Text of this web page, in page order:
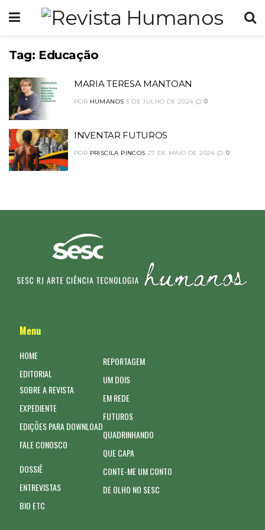
Tag: Educação
MARIA TERESA MANTOAN
POR HUMANOS 3 DE JULHO DE 2024 0
INVENTAR FUTUROS
POR PRISCILA PINCOS 27 DE MAIO DE 2024 0
Menu
HOME
EDITORIAL
SOBRE A REVISTA
EXPEDIENTE
EDIÇÕES PARA DOWNLOAD
FALE CONOSCO
DOSSIÊ
ENTREVISTAS
BIO ETC
REPORTAGEM
UM DOIS
EM REDE
FUTUROS
QUADRINHANDO
QUE CAPA
CONTE-ME UM CONTO
DE OLHO NO SESC